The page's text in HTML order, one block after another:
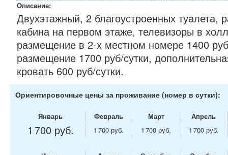
Описание:
Двухэтажный, 2 благоустроенных туалета,
кабина на первом этаже, телевизоры в
размещение в 2-х местном номере 1400
размещение 1700 руб/сутки,
кровать 600 руб/сутки.
Ориентировочные цены за проживание (номер в сутки):
Январь Февраль Март Апрель
1 700 руб. 1 700 руб. 1 700 руб. 1 700 руб.